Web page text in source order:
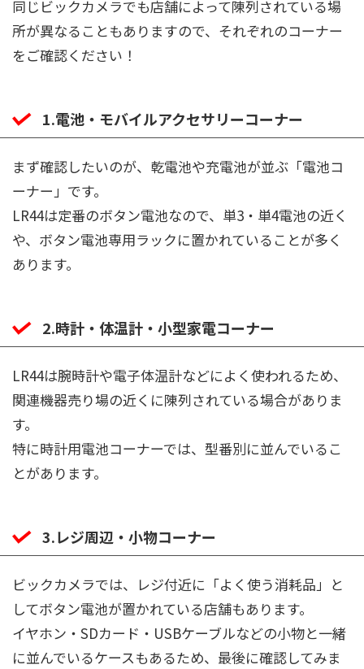
同じビックカメラでも店舗によって陳列されている場
所が異なることもありますので、それぞれのコーナー
をご確認ください！
1.電池・モバイルアクセサリーコーナー
まず確認したいのが、乾電池や充電池が並ぶ「電池コ
ーナー」です。
LR44は定番のボタン電池なので、単3・単4電池の近く
や、ボタン電池専用ラックに置かれていることが多く
あります。
2.時計・体温計・小型家電コーナー
LR44は腕時計や電子体温計などによく使われるため、
関連機器売り場の近くに陳列されている場合がありま
す。
特に時計用電池コーナーでは、型番別に並んでいるこ
とがあります。
3.レジ周辺・小物コーナー
ビックカメラでは、レジ付近に「よく使う消耗品」と
してボタン電池が置かれている店舗もあります。
イヤホン・SDカード・USBケーブルなどの小物と一緒
に並んでいるケースもあるため、最後に確認してみま